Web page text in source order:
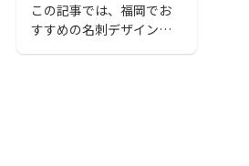
この記事では、福岡でお
すすめの名刺デザイン会